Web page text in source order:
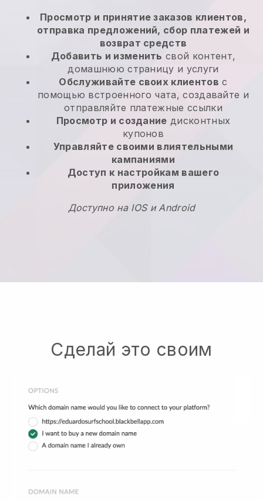
Просмотр и принятие заказов клиентов,
отправка предложений, сбор платежей и
возврат средств
Добавить и изменить свой контент,
домашнюю страницу и услуги
Обслуживайте своих клиентов с
помощью встроенного чата, создавайте и
отправляйте платежные ссылки
Просмотр и создание дисконтных
купонов
Управляйте своими влиятельными
кампаниями
Доступ к настройкам вашего
приложения
Доступно на IOS и Android
Сделай это своим